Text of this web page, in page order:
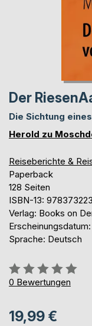
Der
Die Sichtung
Herold zu
Reiseberichte &
Paperback
128 Seiten
ISBN-13:
Verlag: Books on
Erscheinungsdatum:
Sprache: Deutsch
Bewertung::
0%
0 Bewertungen
19,99 €